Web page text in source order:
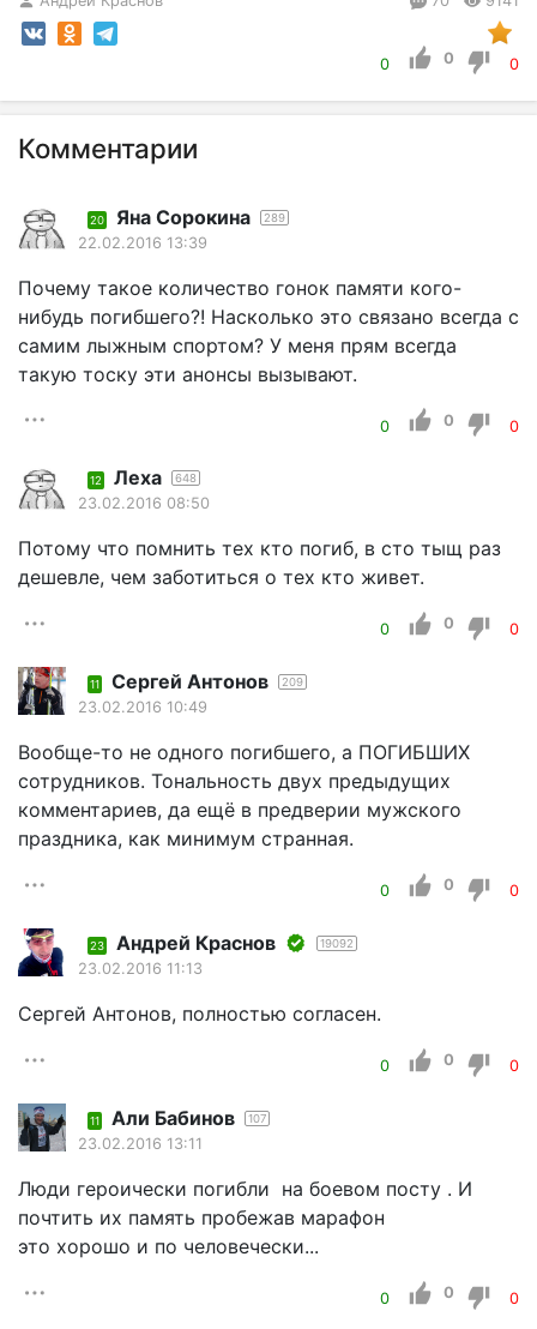
0 0 0
Комментарии
20 Яна Сорокина 289
22.02.2016 13:39
Почему такое количество гонок памяти кого-
нибудь погибшего?! Насколько это связано всегда с
самим лыжным спортом? У меня прям всегда
такую тоску эти анонсы вызывают.
0 0 0
12 Леха 648
23.02.2016 08:50
Потому что помнить тех кто погиб, в сто тыщ раз
дешевле, чем заботиться о тех кто живет.
0 0 0
11 Сергей Антонов 209
23.02.2016 10:49
Вообще-то не одного погибшего, а ПОГИБШИХ
сотрудников. Тональность двух предыдущих
комментариев, да ещё в предверии мужского
праздника, как минимум странная.
0 0 0
23 Андрей Краснов 19092
23.02.2016 11:13
Сергей Антонов, полностью согласен.
0 0 0
11 Али Бабинов 107
23.02.2016 13:11
Люди героически погибли на боевом посту . И
почтить их память пробежав марафон
это хорошо и по человечески...
0 0 0